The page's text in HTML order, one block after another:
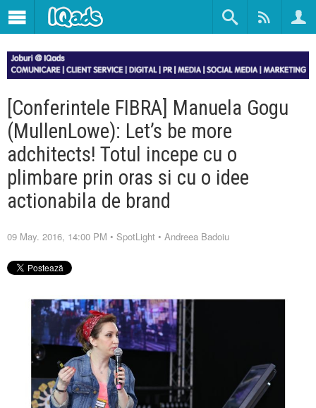
[Conferintele FIBRA] Manuela Gogu
(MullenLowe): Let’s be more
adchitects! Totul incepe cu o
plimbare prin oras si cu o idee
actionabila de brand
09 May. 2016, 14:00 PM • SpotLight • Andreea Badoiu